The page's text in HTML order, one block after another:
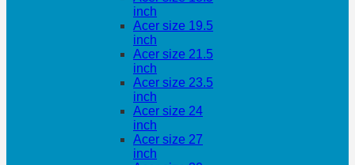
inch
Acer size 19.5
inch
Acer size 21.5
inch
Acer size 23.5
inch
Acer size 24
inch
Acer size 27
inch